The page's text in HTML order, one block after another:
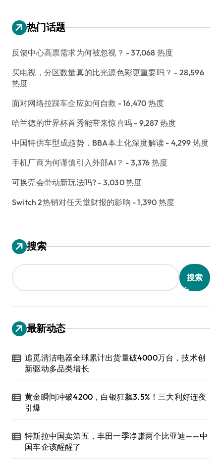
热门话题
反馈中心高票需求为何被忽视？ - 37,068 热度
买电视，分区数量真的比光源色彩更重要吗？ - 28,596
热度
面对网络拉踩车企应如何自救 - 16,470 热度
哈兰德的世界杯首秀能带来惊喜吗 - 9,287 热度
中国特供车型成趋势，BBA本土化深度解读 - 4,299 热度
手机厂商为何谨慎引入外部AI？ - 3,376 热度
可换壳会带动新玩法吗? - 3,030 热度
Switch 2热销对任天堂财报的影响 - 1,390 热度
搜索
搜索
最新动态
追觅清洁电器全球累计出货量破4000万台，技术创
新驱动多品类增长
黄金瞬间冲破4200，白银狂飙3.5%！三大利好连夜
引爆
特斯拉中国卖第五，丰田一季净赚两个比亚迪——中
国车企该醒醒了